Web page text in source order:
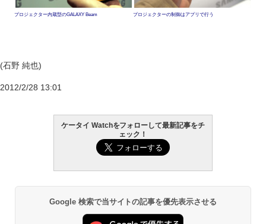
プロジェクター内蔵型のGALAXY Beam プロジェクターの制御はアプリで行う
(石野 純也)
2012/2/28 13:01
ケータイ Watchをフォローして最新記事をチ
ェック！
Google 検索で当サイトの記事を優先表示させる